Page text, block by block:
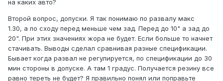
на каких авто?
Второй вопрос, допуски. Я так понимаю по развалу макс
1.30, а по сходу перед меньше чем зад. Перед до 10" а зад до
20". При этих значениях жора не будет. Если больше то начнет
стачивать. Выводы сделал сравнивая разные спецификации.
Бывает когда развал не регулируется, по спецификации до 30
мин стороны в допуске. А там 1 градус. Получается резину все
равно тереть не будет? Я правильно понял или поправьте